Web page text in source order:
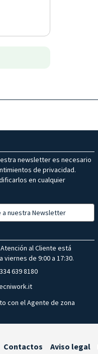
newsletter es necesario
de privacidad.
en cualquier
a nuestra Newsletter
al Cliente está
de 9:00 a 17:30.
639 8180
con el Agente de zona
Contactos Aviso legal